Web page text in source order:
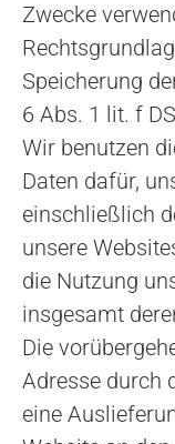
Zwecke
Speicherung
6 Abs. 1 lit. f
Wir benutzen
Daten dafür,
einschließlich
unsere
die Nutzung
insgesamt
Die
Adresse durch
eine